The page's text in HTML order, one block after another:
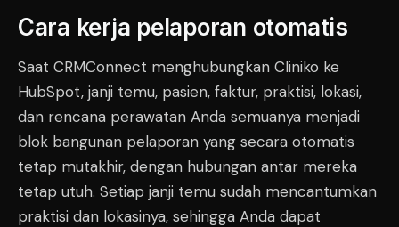
Cara kerja pelaporan otomatis
Saat CRMConnect menghubungkan Cliniko ke
HubSpot, janji temu, pasien, faktur, praktisi, lokasi,
dan rencana perawatan Anda semuanya menjadi
blok bangunan pelaporan yang secara otomatis
tetap mutakhir, dengan hubungan antar mereka
tetap utuh. Setiap janji temu sudah mencantumkan
praktisi dan lokasinya, sehingga Anda dapat